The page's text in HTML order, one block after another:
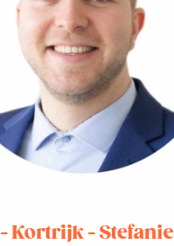
Kortrijk - Stefanie